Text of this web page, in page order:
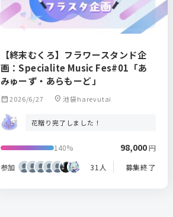
【終末むくろ】フラワースタンド企
画：Specialite Music Fes#01「あ
みゅーず・あらもーど」
calendar_month2026/6/27 location_on 池袋harevutai
花贈り完了しました！
140% 98,000円
参加
31人 募集終了